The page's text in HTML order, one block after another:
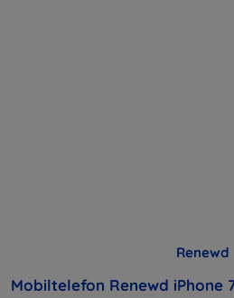
Renewd
Mobiltelefon Renewd iPhone